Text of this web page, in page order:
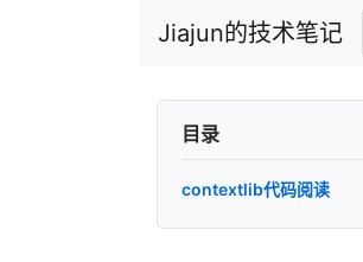
Jiajun的技术笔记
目录
contextlib代码阅读